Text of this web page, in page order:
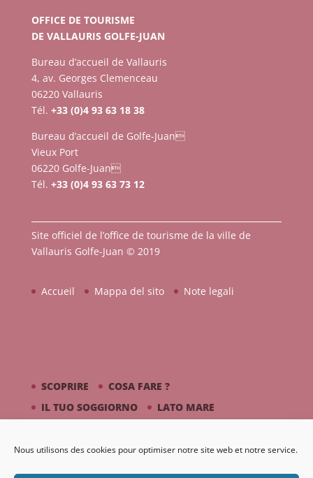
Nous utilisons des cookies pour optimiser notre site web et notre service.
OFFICE DE TOURISME
DE VALLAURIS GOLFE-JUAN
Bureau d’accueil de Vallauris
4, av. Georges Clemenceau
06220 Vallauris
Tél. +33 (0)4 93 63 18 38
Bureau d’accueil de Golfe-Juan
Vieux Port
06220 Golfe-Juan
Tél. +33 (0)4 93 63 73 12
Site officiel de l’office de tourisme de la ville de
Vallauris Golfe-Juan © 2019
Accueil Mappa del sito Note legali
SCOPRIRE
COSA FARE ?
IL TUO SOGGIORNO
LATO MARE
DIARIO GALLERIA